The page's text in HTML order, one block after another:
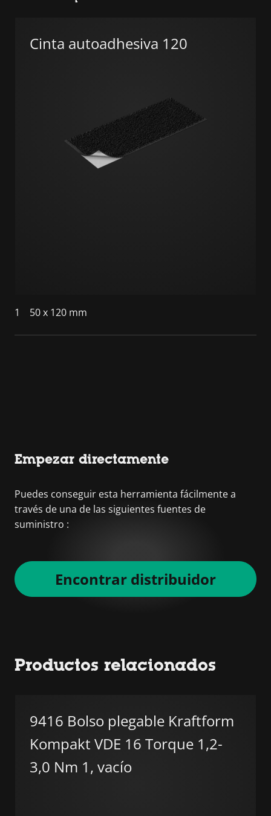
Cinta autoadhesiva 120
1 50 x 120 mm
Empezar directamente
Puedes conseguir esta herramienta fácilmente a
través de una de las siguientes fuentes de
suministro :
Encontrar distribuidor
Productos relacionados
9416 Bolso plegable Kraftform
Kompakt VDE 16 Torque 1,2-
3,0 Nm 1, vacío